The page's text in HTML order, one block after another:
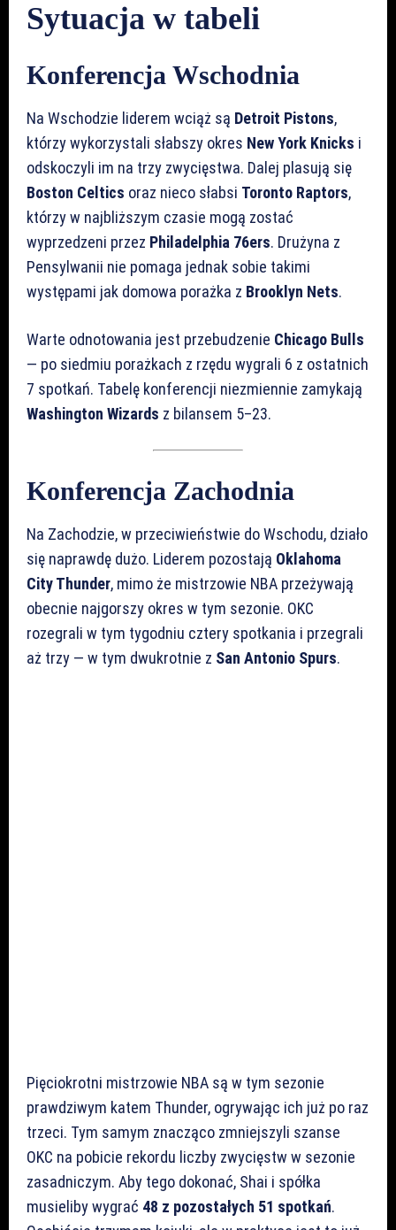
Sytuacja w tabeli
Konferencja Wschodnia
Na Wschodzie liderem wciąż są Detroit Pistons,
którzy wykorzystali słabszy okres New York Knicks i
odskoczyli im na trzy zwycięstwa. Dalej plasują się
Boston Celtics oraz nieco słabsi Toronto Raptors,
którzy w najbliższym czasie mogą zostać
wyprzedzeni przez Philadelphia 76ers. Drużyna z
Pensylwanii nie pomaga jednak sobie takimi
występami jak domowa porażka z Brooklyn Nets.
Warte odnotowania jest przebudzenie Chicago Bulls
— po siedmiu porażkach z rzędu wygrali 6 z ostatnich
7 spotkań. Tabelę konferencji niezmiennie zamykają
Washington Wizards z bilansem 5–23.
Konferencja Zachodnia
Na Zachodzie, w przeciwieństwie do Wschodu, działo
się naprawdę dużo. Liderem pozostają Oklahoma
City Thunder, mimo że mistrzowie NBA przeżywają
obecnie najgorszy okres w tym sezonie. OKC
rozegrali w tym tygodniu cztery spotkania i przegrali
aż trzy — w tym dwukrotnie z San Antonio Spurs.
Pięciokrotni mistrzowie NBA są w tym sezonie
prawdziwym katem Thunder, ogrywając ich już po raz
trzeci. Tym samym znacząco zmniejszyli szanse
OKC na pobicie rekordu liczby zwycięstw w sezonie
zasadniczym. Aby tego dokonać, Shai i spółka
musieliby wygrać 48 z pozostałych 51 spotkań.